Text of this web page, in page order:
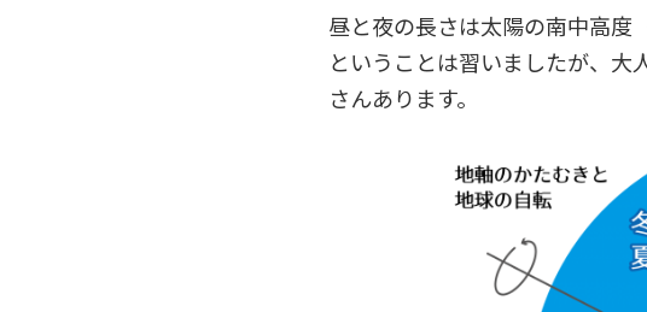
昼と夜の長さは太陽の南中高度
ということは習いましたが、大
さんあります。